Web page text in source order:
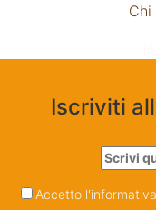
Chi
Iscriviti
Accetto